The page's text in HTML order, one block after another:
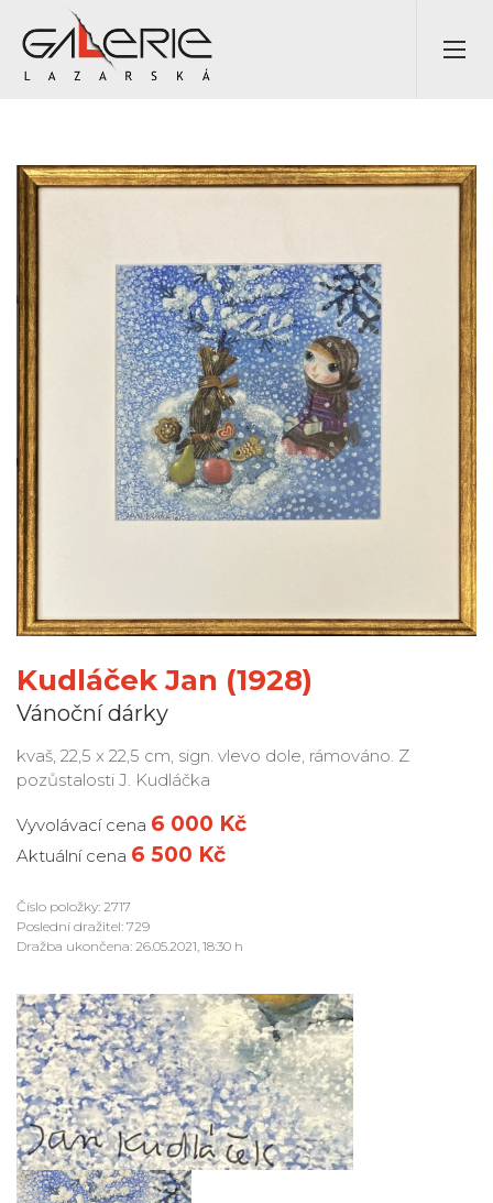
Kudláček Jan (1928)
Vánoční dárky
kvaš, 22,5 x 22,5 cm, sign. vlevo dole, rámováno. Z
pozůstalosti J. Kudláčka
Vyvolávací cena 6 000 Kč
Aktuální cena 6 500 Kč
Číslo položky: 2717
Poslední dražitel: 729
Dražba ukončena: 26.05.2021, 18:30 h